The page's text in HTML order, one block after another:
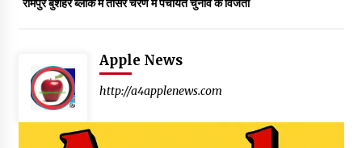
रामपुर बुशहर ब्लॉक में तीसरे चरण में पंचायत चुनाव के विजेता
Apple News
http://a4applenews.com